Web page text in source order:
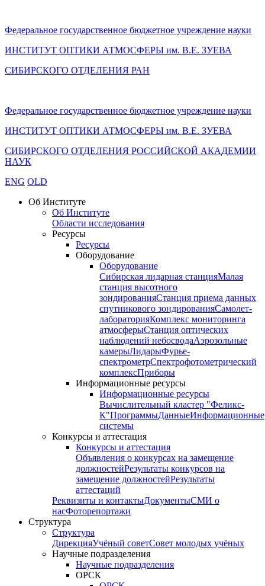
Федеральное государственное бюджетное учреждение науки
ИНСТИТУТ ОПТИКИ АТМОСФЕРЫ им. В.Е. ЗУЕВА
СИБИРСКОГО ОТДЕЛЕНИЯ РАН
Федеральное государственное бюджетное учреждение науки
ИНСТИТУТ ОПТИКИ АТМОСФЕРЫ им. В.Е. ЗУЕВА
СИБИРСКОГО ОТДЕЛЕНИЯ РОССИЙСКОЙ АКАДЕМИИ
НАУК
ENG OLD
Об Институте
Об Институте
Области исследования
Ресурсы
Ресурсы
Оборудование
Оборудование
Сибирская лидарная станцияМалая
станция высотного
зондированияСтанция приема данных
спутникового зондированияСамолет-
лабораторияКомплекс мониторинга
атмосферыСтанция оптических
наблюдений небосводаАэрозольные
камерыЛидарыФурье-
спектрометрСпектрофотометрический
комплексПриборы
Информационные ресурсы
Информационные ресурсы
Вычислительный кластер "Феликс-
К"ПрограммыДанныеИнформационные
системы
Конкурсы и аттестация
Конкурсы и аттестация
Объявления о конкурсах на замещение
должностейРезультаты конкурсов на
замещение должностейРезультаты
аттестаций
Реквизиты и контактыДокументыСМИ о
насФоторепортажи
Структура
Структура
ДирекцияУчёный советСовет молодых учёных
Научные подразделения
Научные подразделения
ОРСК